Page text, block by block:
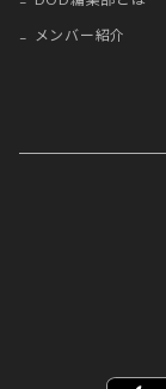
メンバー紹介